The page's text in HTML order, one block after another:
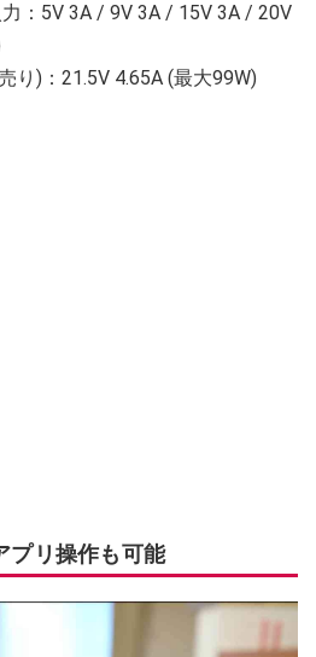
力：5V 3A / 9V 3A / 15V 3A / 20V
り)：21.5V 4.65A (最大99W)
リ操作も可能